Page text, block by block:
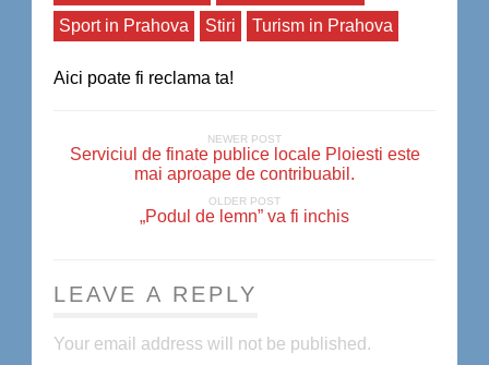
Sport in Prahova
Stiri Turism in Prahova
Aici poate fi reclama ta!
NEWER POST
Serviciul de finate publice locale Ploiesti este
mai aproape de contribuabil.
OLDER POST
„Podul de lemn” va fi inchis
LEAVE A REPLY
Your email address will not be published.